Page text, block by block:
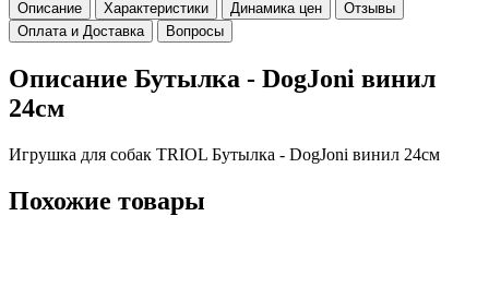
Описание Характеристики Динамика цен
Отзывы
Оплата и Доставка
Вопросы
Описание Бутылка - DogJoni винил
24см
Игрушка для собак TRIOL Бутылка - DogJoni винил 24см
Похожие товары